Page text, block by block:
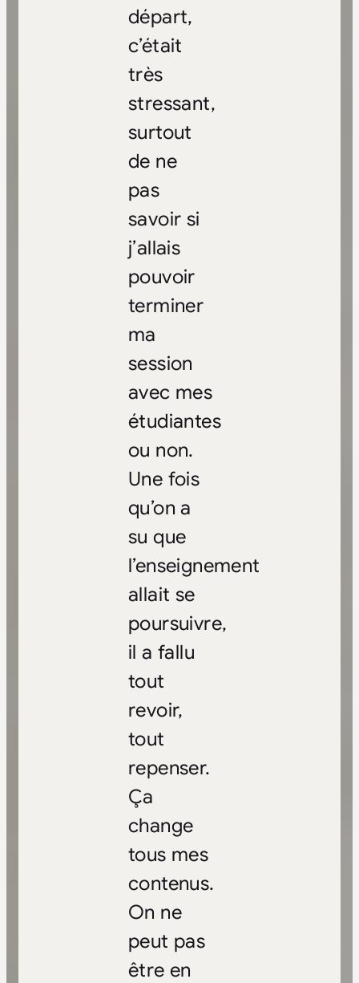
départ,
c’était
très
stressant,
surtout
de ne
pas
savoir si
j’allais
pouvoir
terminer
ma
session
avec mes
étudiantes
ou non.
Une fois
qu’on a
su que
l’enseignement
allait se
poursuivre,
il a fallu
tout
revoir,
tout
repenser.
Ça
change
tous mes
contenus.
On ne
peut pas
être en